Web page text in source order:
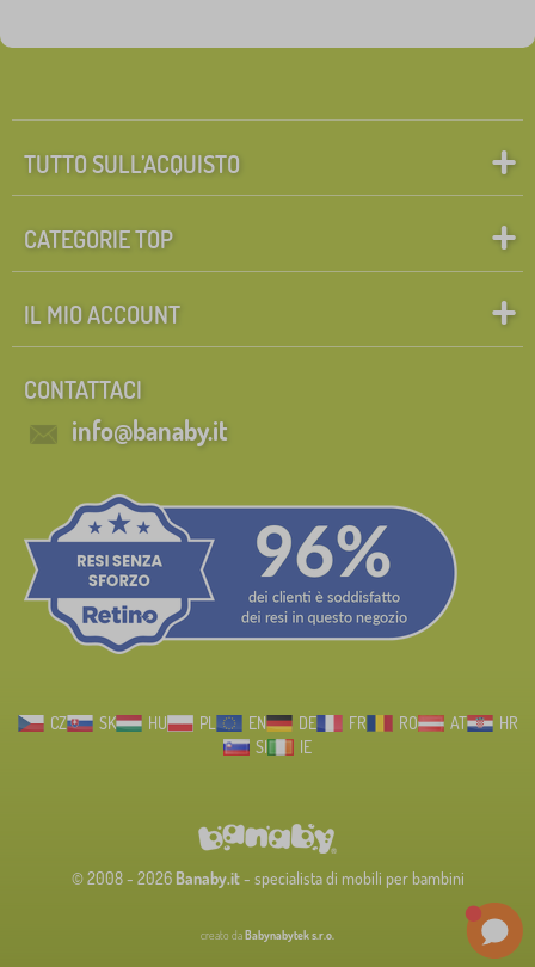
TUTTO SULL’ACQUISTO
CATEGORIE TOP
IL MIO ACCOUNT
CONTATTACI
info@banaby.it
CZ SK HU PL EN DE FR RO AT
HR
SI
IE
© 2008 - 2026 Banaby.it- specialista di mobili per bambini
creato da Babynabytek s.r.o.